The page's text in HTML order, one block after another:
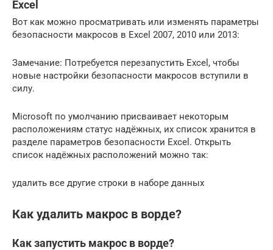
Excel
Вот как можно просматривать или изменять параметры
безопасности макросов в Excel 2007, 2010 или 2013:
Замечание: Потребуется перезапустить Excel, чтобы
новые настройки безопасности макросов вступили в
силу.
Microsoft по умолчанию присваивает некоторым
расположениям статус надёжных, их список хранится в
разделе параметров безопасности Excel. Открыть
список надёжных расположений можно так:
удалить все другие строки в наборе данных
Как удалить макрос в ворде?
Как запустить макрос в ворде?